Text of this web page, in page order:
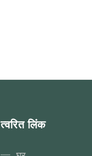
त्वरित लिंक